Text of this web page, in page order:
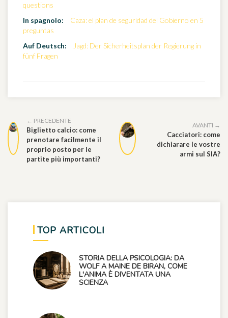
questions
In spagnolo:
Caza: el plan de seguridad del Gobierno en 5
preguntas
Auf Deutsch:
Jagd: Der Sicherheitsplan der Regierung in
fünf Fragen
← PRECEDENTE
Biglietto calcio: come
prenotare facilmente il
proprio posto per le
partite più importanti?
AVANTI →
Cacciatori: come
dichiarare le vostre
armi sul SIA?
TOP ARTICOLI
STORIA DELLA PSICOLOGIA: DA
WOLF A MAINE DE BIRAN, COME
L'ANIMA È DIVENTATA UNA
SCIENZA